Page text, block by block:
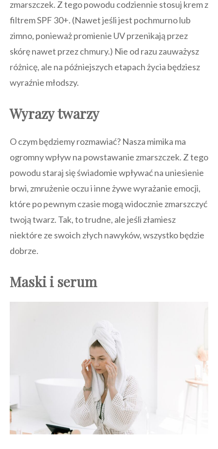
zmarszczek. Z tego powodu codziennie stosuj krem z
filtrem SPF 30+. (Nawet jeśli jest pochmurno lub
zimno, ponieważ promienie UV przenikają przez
skórę nawet przez chmury.) Nie od razu zauważysz
różnicę, ale na późniejszych etapach życia będziesz
wyraźnie młodszy.
Wyrazy twarzy
O czym będziemy rozmawiać? Nasza mimika ma
ogromny wpływ na powstawanie zmarszczek. Z tego
powodu staraj się świadomie wpływać na uniesienie
brwi, zmrużenie oczu i inne żywe wyrażanie emocji,
które po pewnym czasie mogą widocznie zmarszczyć
twoją twarz. Tak, to trudne, ale jeśli złamiesz
niektóre ze swoich złych nawyków, wszystko będzie
dobrze.
Maski i serum